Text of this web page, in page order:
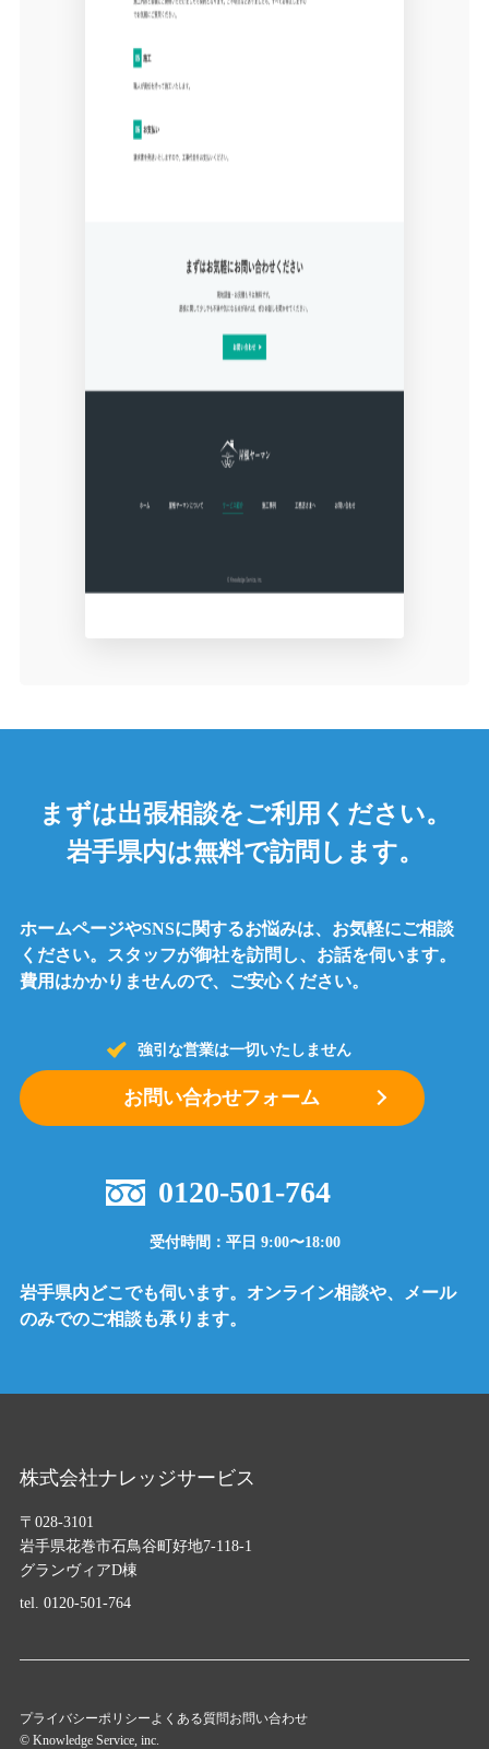
まずは出張相談をご利用ください。
岩手県内は無料で訪問します。
ホームページやSNSに関するお悩みは、お気軽にご相談
ください。
スタッフが御社を訪問し、お話を伺います。
費用はかかりませんので、ご安心ください。
強引な営業は一切いたしません
お問い合わせフォーム
0120-501-764
受付時間：平日 9:00〜18:00
岩手県内どこでも伺います。オンライン相談や、メール
のみでのご相談も承ります。
株式会社ナレッジサービス
〒028-3101
岩手県花巻市石鳥谷町好地7-118-1
グランヴィアD棟
tel. 0120-501-764
プライバシーポリシーよくある質問お問い合わせ
© Knowledge Service, inc.